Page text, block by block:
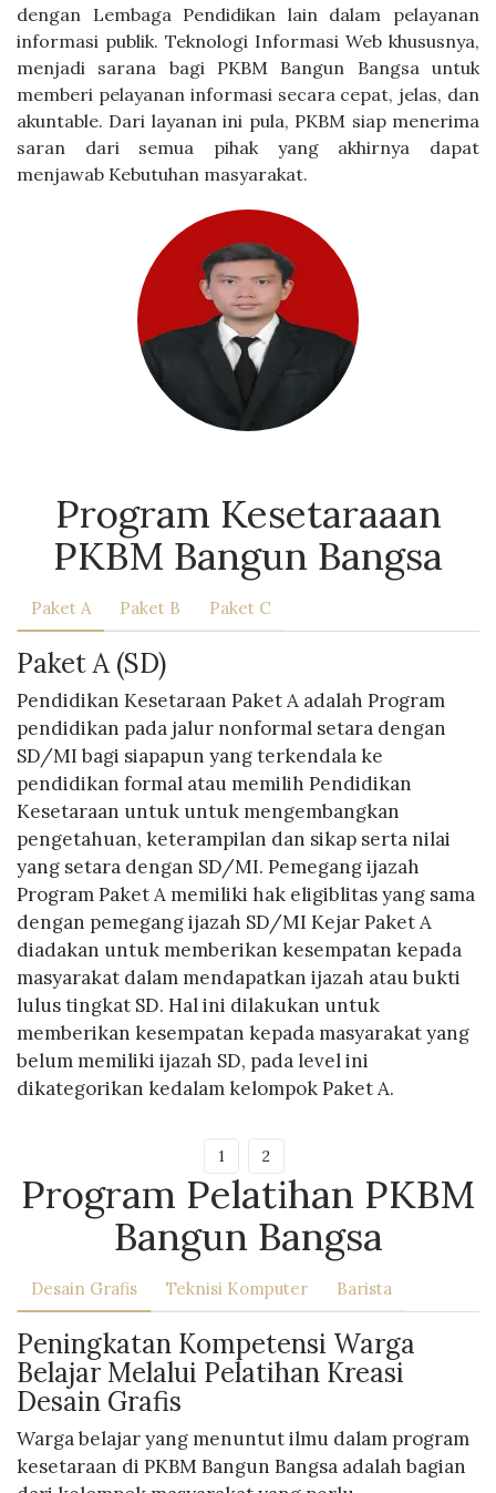
dengan Lembaga Pendidikan lain dalam pelayanan
informasi publik. Teknologi Informasi Web khususnya,
menjadi sarana bagi PKBM Bangun Bangsa untuk
memberi pelayanan informasi secara cepat, jelas, dan
akuntable. Dari layanan ini pula, PKBM siap menerima
saran dari semua pihak yang akhirnya dapat
menjawab Kebutuhan masyarakat.
Program Kesetaraaan
PKBM Bangun Bangsa
Paket A Paket B Paket C
Paket A (SD)
Pendidikan Kesetaraan Paket A adalah Program
pendidikan pada jalur nonformal setara dengan
SD/MI bagi siapapun yang terkendala ke
pendidikan formal atau memilih Pendidikan
Kesetaraan untuk untuk mengembangkan
pengetahuan, keterampilan dan sikap serta nilai
yang setara dengan SD/MI. Pemegang ijazah
Program Paket A memiliki hak eligiblitas yang sama
dengan pemegang ijazah SD/MI Kejar Paket A
diadakan untuk memberikan kesempatan kepada
masyarakat dalam mendapatkan ijazah atau bukti
lulus tingkat SD. Hal ini dilakukan untuk
memberikan kesempatan kepada masyarakat yang
belum memiliki ijazah SD, pada level ini
dikategorikan kedalam kelompok Paket A.
1 2
Program Pelatihan PKBM
Bangun Bangsa
Desain Grafis Teknisi Komputer Barista
Peningkatan Kompetensi Warga
Belajar Melalui Pelatihan Kreasi
Desain Grafis
Warga belajar yang menuntut ilmu dalam program
kesetaraan di PKBM Bangun Bangsa adalah bagian